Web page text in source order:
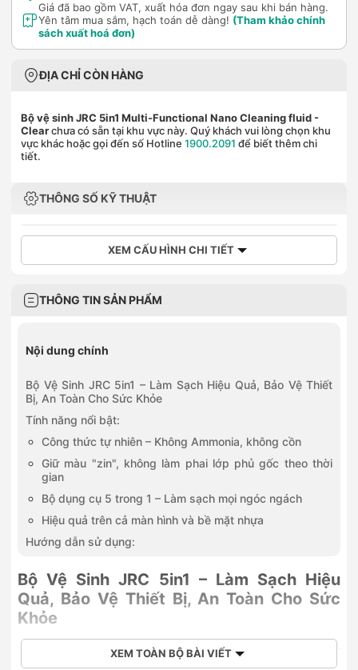
Giá đã bao gồm VAT, xuất hóa đơn ngay sau khi bán hàng.
Yên tâm mua sắm, hạch toán dễ dàng! (Tham khảo chính
sách xuất hoá đơn)
ĐỊA CHỈ CÒN HÀNG
Bộ vệ sinh JRC 5in1 Multi-Functional Nano Cleaning fluid -
Clearchưa có sẵn tại khu vực này. Quý khách vui lòng chọn khu
vực khác hoặc gọi đến số Hotline 1900.2091 để biết thêm chi
tiết.
THÔNG SỐ KỸ THUẬT
XEM CẤU HÌNH CHI TIẾT
THÔNG TIN SẢN PHẨM
Nội dung chính
Bộ Vệ Sinh JRC 5in1 – Làm Sạch Hiệu Quả, Bảo Vệ Thiết
Bị, An Toàn Cho Sức Khỏe
Tính năng nổi bật:
Công thức tự nhiên – Không Ammonia, không cồn
Giữ màu "zin", không làm phai lớp phủ gốc theo thời
gian
Bộ dụng cụ 5 trong 1 – Làm sạch mọi ngóc ngách
Hiệu quả trên cả màn hình và bề mặt nhựa
Hướng dẫn sử dụng:
Bộ Vệ Sinh JRC 5in1 – Làm Sạch Hiệu
Quả, Bảo Vệ Thiết Bị, An Toàn Cho Sức
Khỏe
JRC 5in1 Multi-Functional Nano Cleaning Fluid là giải pháp vệ
sinh toàn diện dành cho các thiết bị công nghệ như màn hình
XEM TOÀN BỘ BÀI VIẾT